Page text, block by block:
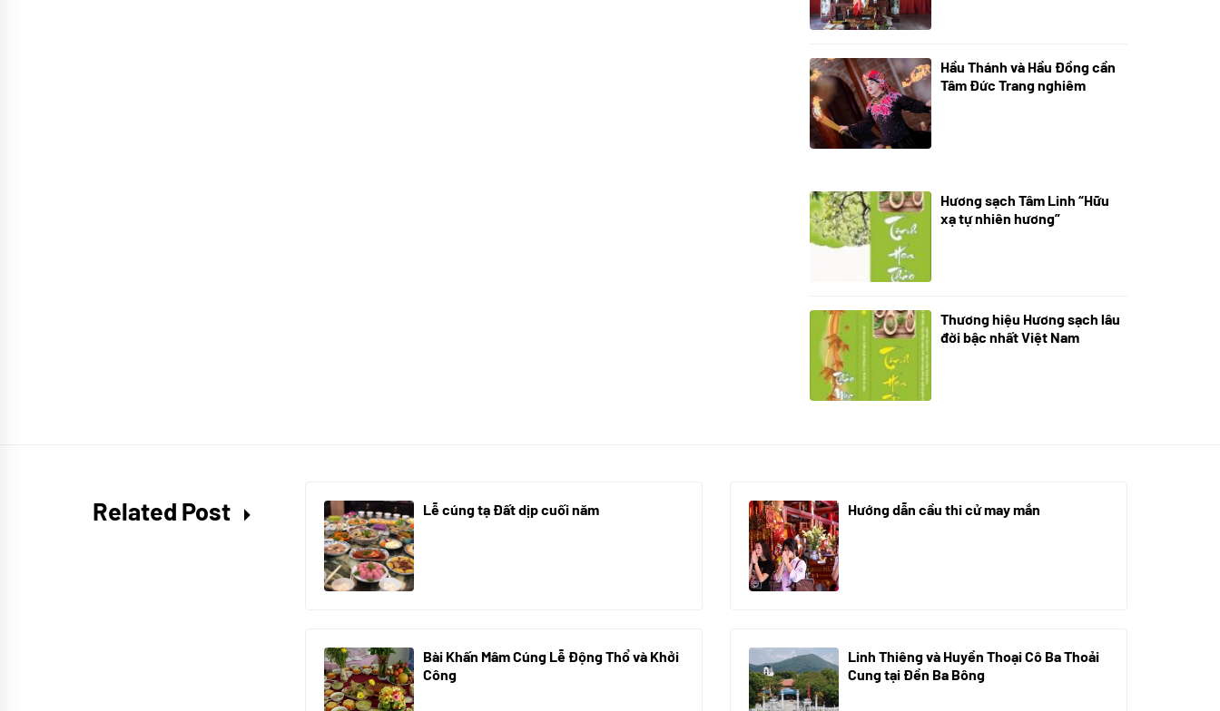
05/07/2024
Hầu Thánh và Hầu Đồng cần
Tâm Đức Trang nghiêm
28/10/2025
Hương sạch Tâm Linh “Hữu
xạ tự nhiên hương”
18/10/2025
Thương hiệu Hương sạch lâu
đời bậc nhất Việt Nam
Related Post Lễ cúng tạ Đất dịp cuối năm Hướng dẫn cầu thi cử may mắn
Bài Khấn Mâm Cúng Lễ Động Thổ và Khởi
Công
Linh Thiêng và Huyền Thoại Cô Ba Thoải
Cung tại Đền Ba Bông